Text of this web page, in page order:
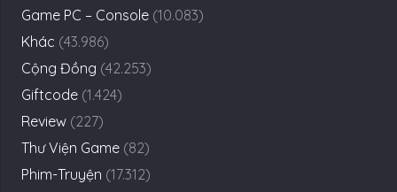
Game PC – Console (10.083)
Khác (43.986)
Cộng Đồng (42.253)
Giftcode (1.424)
Review (227)
Thư Viện Game (82)
Phim-Truyện (17.312)